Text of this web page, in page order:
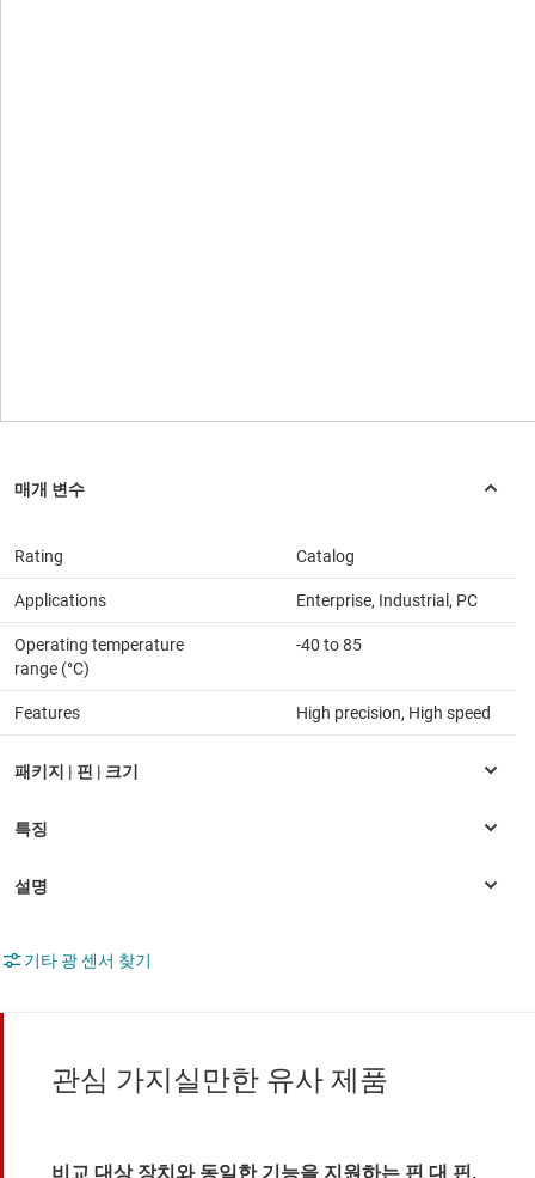
Rating Catalog
Applications Enterprise, Industrial, PC
Operating temperature
range (°C)
-40 to 85
Features High precision, High speed
기타 광 센서 찾기
관심 가지실만한 유사 제품
비교 대상 장치와 동일한 기능을 지원하는 핀 대 핀.